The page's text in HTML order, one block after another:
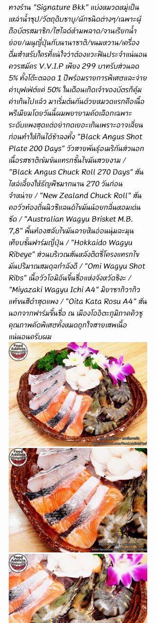
ทางร้าน "Signature Bkk" แบ่งหมวดหมู่เป็น
เหล่าน้ำซุป/วัตถุดิบชาบู/ผักชนิดต่างๆ/เฉพาะผู้
ถือบัตรสมาชิก/ไฮไลด์ห้ามพลาด/จานเรียกน้ำ
ย่อย/เมนูญี่ปุ่นกับนานาชาติ/ขนมหวาน/เครื่อง
ดื่มสำหรับใครที่แน่ใจว่าต้องแวะฟินประจำแน่นอน
ควรสมัคร V.V.I.P เพียง 299 บาทรับส่วนลด
5% ทั้งโต๊ะตลอด 1 ปีพร้อมรายการพิเศษและจ่าย
ค่าบุฟเฟ่ต์แค่ 50% ในเดือนเกิดเจ้าของบัตรก็คุ้ม
ค่าเกินไปแล้ว มาเริ่มต้นกันด้วยหมวดแรกคือเนื้อ
พรีเมียมโดยวันนี้ผมพยายามคัดเลือกเฉพาะ
ระดับแพงสุดแต่อย่ากดเยอะเกินเพราะอาจเลี่ยน
ก่อนทำให้กินได้ช้าลงทั้ง "Black Angus Shot
Plate 200 Days" วัวสายพันธุ์อเมริกันส่วนอก
เนื้อรสชาติเข้มข้นแทรกชั้นไขมันสวยงาม /
"Black Angus Chuck Roll 270 Days" สัน
ไหล่เลี้ยงให้ธัญพืชมากนาน 270 วันก่อน
จำหน่าย / "New Zealand Chuck Roll" สัน
คอวัวท้องถิ่นนิวซีแลนด์ไขมันน้อยกลิ่นหอมเด่น
ชัด / "Australian Wagyu Brisket M.B.
7,8" พื้นท้องสลับไขมันลายหินอ่อนนุ่มละมุน
เทียบชั้นฟาร์มญี่ปุ่น / "Hokkaido Wagyu
Ribeye" ส่วนบริเวณสันหลังติดซี่โครงแทรกไข
มันปริมาณสมดุลกำลังดี / "Omi Wagyu Shot
Ribs" เนื้อวัวโอมิอันขึ้นชื่อแห่งจังหวัดชิงะ /
"Miyazaki Wagyu Ichi A4" มิยาซากิวากิว
แท้ขนสีดำสุดแพง / "Oita Kata Rosu A4" สัน
นอกจากฟาร์มขึ้นชื่อ ณ เมืองโออิตะภูมิภาคคิวชู
คุณภาพคัดพิเศษทั้งหมดถูกใจสายเสพเนื้อ
แน่นอนครับผม